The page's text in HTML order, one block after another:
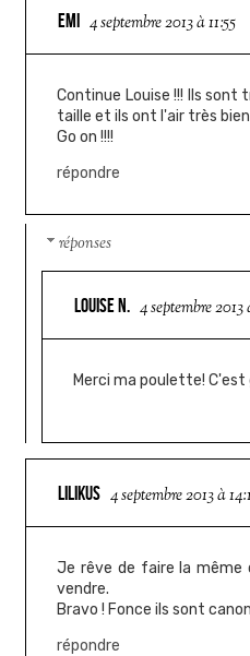
EMI 4 septembre 2013 à 11:55
Continue Louise !!! Ils sont
taille et ils ont l'air très
Go on !!!!
répondre
réponses
LOUISE N. 4 septembre 2013
Merci ma poulette!
LILIKUS 4 septembre 2013 à
Je rêve de faire la même
vendre.
Bravo ! Fonce ils sont
répondre